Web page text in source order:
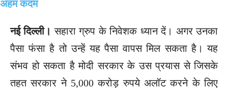
नई दिल्ली। सहारा ग्रुप के निवेशक ध्यान दें। अगर उनका
पैसा फंसा है तो उन्हें यह पैसा वापस मिल सकता है। यह
संभव हो सकता है मोदी सरकार के उस प्रयास से जिसके
तहत सरकार ने 5,000 करोड़ रुपये अलॉट करने के लिए